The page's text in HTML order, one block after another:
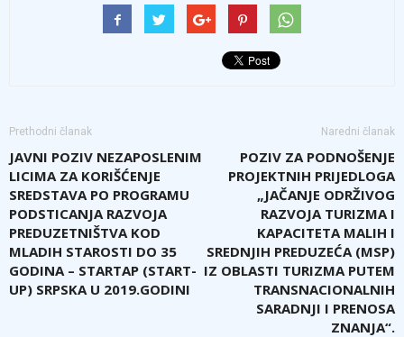
Prethodni članak
JAVNI POZIV NEZAPOSLENIM
LICIMA ZA KORIŠĆENJE
SREDSTAVA PO PROGRAMU
PODSTICANJA RAZVOJA
PREDUZETNIŠTVA KOD
MLADIH STAROSTI DO 35
GODINA – STARTAP (START-
UP) SRPSKA U 2019.GODINI
Naredni članak
POZIV ZA PODNOŠENJE
PROJEKTNIH PRIJEDLOGA
„JAČANJE ODRŽIVOG
RAZVOJA TURIZMA I
KAPACITETA MALIH I
SREDNJIH PREDUZEĆA (MSP)
IZ OBLASTI TURIZMA PUTEM
TRANSNACIONALNIH
SARADNJI I PRENOSA
ZNANJA“.